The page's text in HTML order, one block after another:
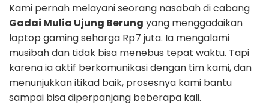
Kami pernah melayani seorang nasabah di cabang
Gadai Mulia Ujung Berung yang menggadaikan
laptop gaming seharga Rp7 juta. Ia mengalami
musibah dan tidak bisa menebus tepat waktu. Tapi
karena ia aktif berkomunikasi dengan tim kami, dan
menunjukkan itikad baik, prosesnya kami bantu
sampai bisa diperpanjang beberapa kali.